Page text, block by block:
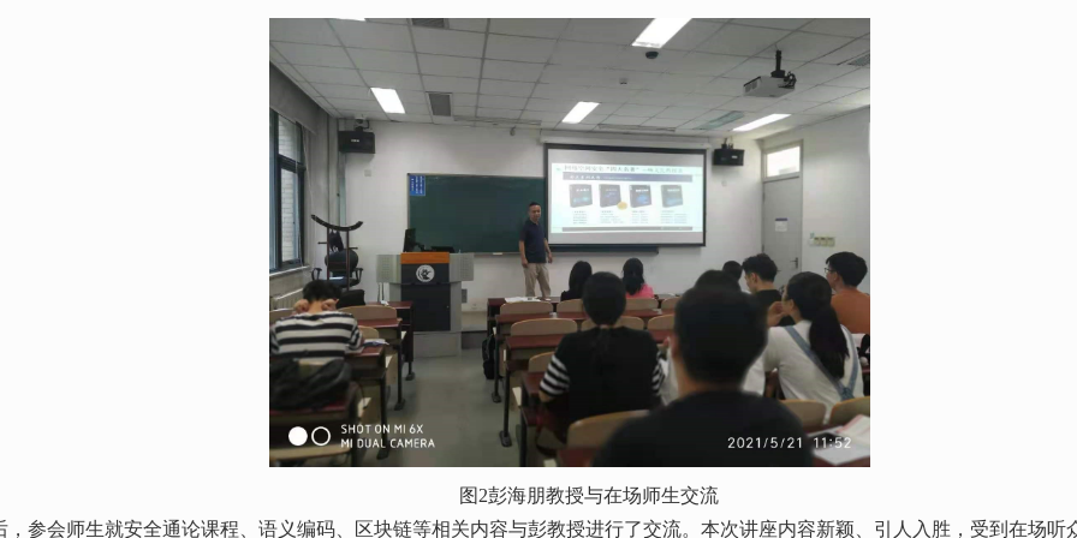
图2彭海朋教授与在场师生交流
，参会师生就安全通论课程、语义编码、区块链等相关内容与彭教授进行了交流。本次讲座内容新颖、引人入胜，受到在场听